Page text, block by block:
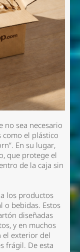
no sea necesario
el plástico
En su lugar,
que protege el
de la caja sin
los productos
o bebidas. Estos
diseñadas
y en muchos
el exterior del
frágil. De esta